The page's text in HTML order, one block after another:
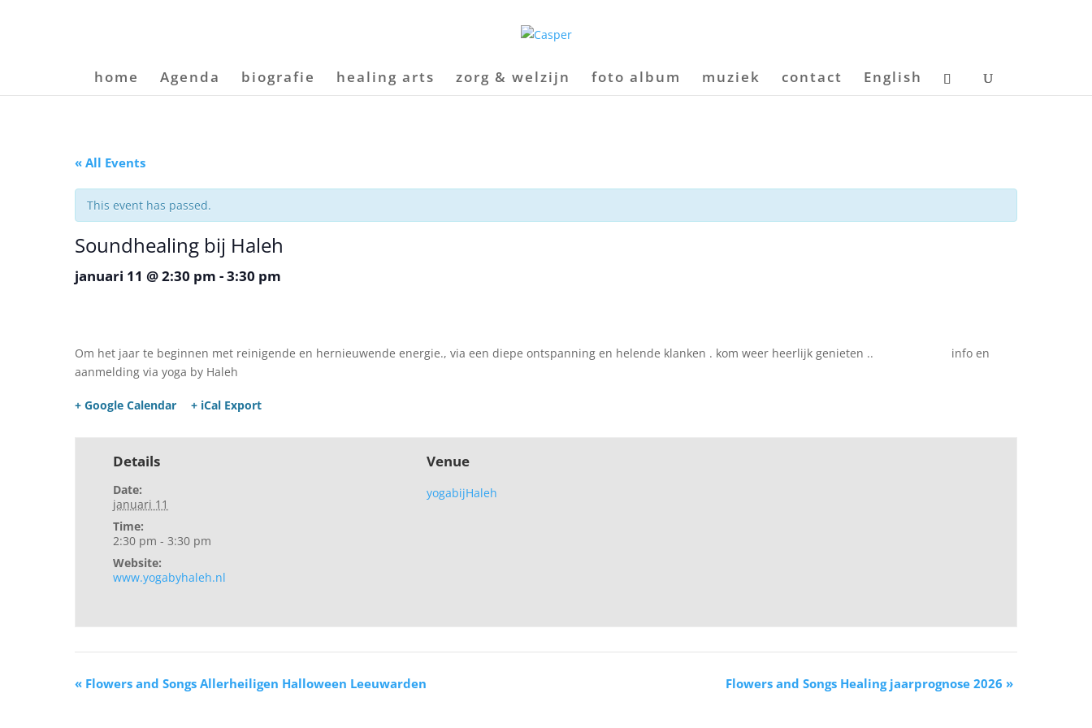
home Agenda biografie healing arts zorg & welzijn foto album muziek contact English
« All Events
This event has passed.
Soundhealing bij Haleh
januari 11 @ 2:30 pm -3:30 pm
Om het jaar te beginnen met reinigende en hernieuwende energie., via een diepe ontspanning en helende klanken . kom weer heerlijk genieten .. info en
aanmelding via yoga by Haleh
+ Google Calendar + iCal Export
Details
Date:
januari 11
Time:
2:30 pm - 3:30 pm
Website:
www.yogabyhaleh.nl
Venue
yogabijHaleh
« Flowers and Songs Allerheiligen Halloween Leeuwarden Flowers and Songs Healing jaarprognose 2026 »